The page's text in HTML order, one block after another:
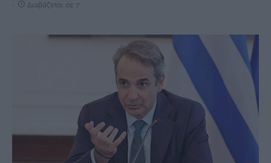
Διαβάζεται σε 7'